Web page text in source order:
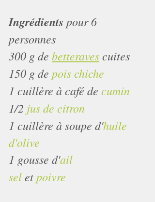
Ingrédients pour 6
personnes
300 g de betteraves cuites
150 g de pois chiche
1 cuillère à café de cumin
1/2 jus de citron
1 cuillère à soupe d'huile
d'olive
1 gousse d'ail
sel et poivre